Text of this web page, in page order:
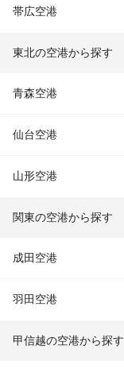
帯広空港
東北の空港から探す
青森空港
仙台空港
山形空港
関東の空港から探す
成田空港
羽田空港
甲信越の空港から探す